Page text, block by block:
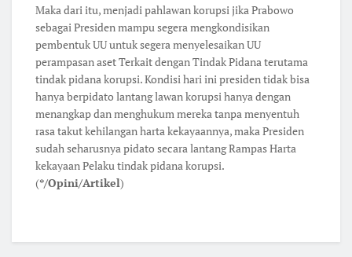
Maka dari itu, menjadi pahlawan korupsi jika Prabowo
sebagai Presiden mampu segera mengkondisikan
pembentuk UU untuk segera menyelesaikan UU
perampasan aset Terkait dengan Tindak Pidana terutama
tindak pidana korupsi. Kondisi hari ini presiden tidak bisa
hanya berpidato lantang lawan korupsi hanya dengan
menangkap dan menghukum mereka tanpa menyentuh
rasa takut kehilangan harta kekayaannya, maka Presiden
sudah seharusnya pidato secara lantang Rampas Harta
kekayaan Pelaku tindak pidana korupsi.
(*/Opini/Artikel)